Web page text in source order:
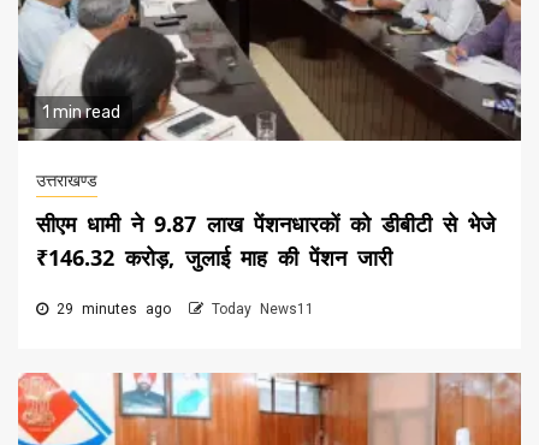
1 min read
उत्तराखण्ड
सीएम धामी ने 9.87 लाख पेंशनधारकों को डीबीटी से भेजे
₹146.32 करोड़, जुलाई माह की पेंशन जारी
29 minutes ago Today News11